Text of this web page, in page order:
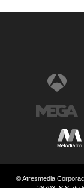
© Atresmedia